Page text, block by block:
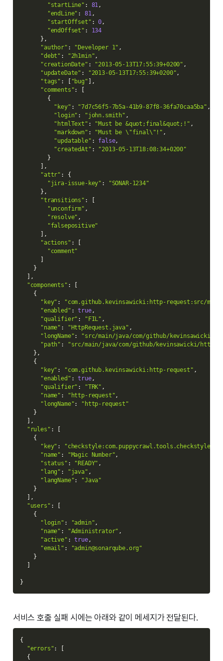
"startLine" : 81,
"endLine" : 81,
"startOffset" : 0,
"endOffset" :
134
} ,
"author" : "Developer 1" ,
"debt" : "2h1min",
"creationDate" : "2013-05-13T17:55:39+0200" ,
"updateDate" : "2013-05-13T17:55:39+0200",
"tags" : "bug"
,
"comments":
{
"key" : "7d7c56f5-7b5a-41b9-87f8-36fa70caa5ba" ,
"login" : "john.smith" ,
"htmlText" : "Must be &quot;final&quot;!" ,
"markdown" : "Must be \"final\"!" ,
"updatable" : false,
"createdAt" :
"2013-05-13T18:08:34+0200"
}
,
"attr" :
{
"jira-issue-key" :
"SONAR-1234"
} ,
"transitions" :
"unconfirm" ,
"resolve" ,
"falsepositive"
,
"actions" :
"comment"
}
,
"components" :
{
"key" :
"com.github.kevinsawicki:http-request:src/
"enabled" : true,
"qualifier" : "FIL" ,
"name" : "HttpRequest.java" ,
"longName":
"src/main/java/com/github/kevinsawicki/
"path" :
"src/main/java/com/github/kevinsawicki/http/
} ,
{
"key" : "com.github.kevinsawicki:http-request" ,
"enabled" : true,
"qualifier" : "TRK" ,
"name" : "http-request",
"longName":
"http-request"
}
,
"rules" :
{
"key" :
"name" : "Magic Number",
"status" : "READY" ,
"lang" : "java" ,
"langName":
"Java"
}
,
"users" :
{
"login" : "admin",
"name" : "Administrator" ,
"active" : true,
"email" :
"admin@sonarqube.org"
}
}
서비스 호출 실패 시에는 아래와 같이 메세지가 전달된다.
{
"errors":
[
{